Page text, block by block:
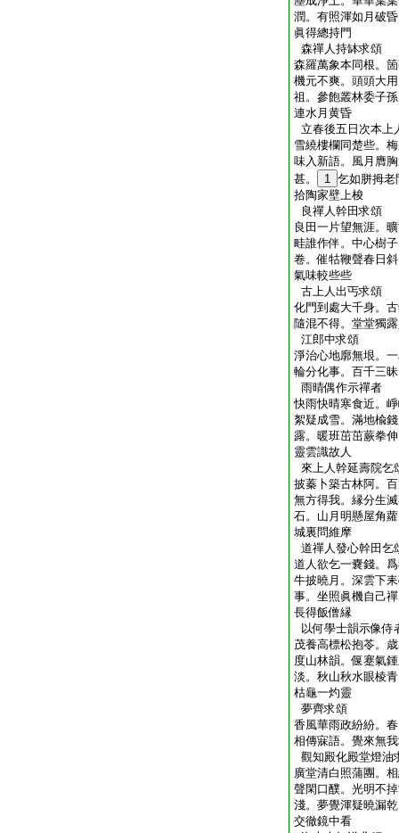
潤。有照渾如月破
眞得總持門
森禪人持缽求頌
森羅萬象本同根。
機元不爽。頭頭大
祖。參飽叢林委子
連水月黄昏
立春後五日次本上
雪繞樓欄同楚些。
味入新語。風月膺
甚。
1 乞如胼拇老
拾陶家壁上梭
良禪人幹田求頌
良田一片望無涯。
畦誰作伴。中心樹
卷。催牯鞭聲春日
氣味較些些
古上人出丐求頌
化門到處大千身。
隨混不得。堂堂獨
江郎中求頌
淨治心地廓無垠。
輪分化事。百千三
雨晴偶作示禪者
快雨快晴寒食近。
絮疑成雪。滿地楡
露。暖班茁茁蕨拳
靈雲識故人
來上人幹延壽院乞
披蓁卜築古林阿。
無方得我。縁分生
石。山月明懸屋角
城裏問維摩
道禪人發心幹田乞
道人欲乞一嚢錢。
牛披曉月。深雲下
事。坐照眞機自己
長得飯僧縁
以何學士韻示像侍
茂養高標松抱苓。
度山林韻。偃蹇氣
淡。秋山秋水眼棱
枯龜一灼靈
夢齊求頌
香風華雨政紛紛。
相傳寐語。覺來無
觀知殿化殿堂燈油
廣堂清白照蒲團。
聲閑口醭。光明不
淺。夢覺渾疑曉漏
交徹鏡中看